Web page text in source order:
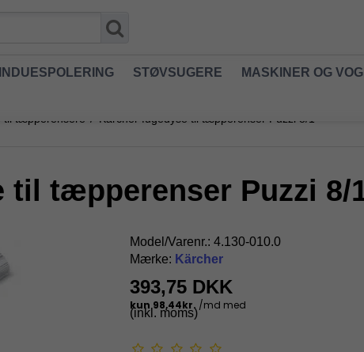
STØVSUGERE MASKINER OG
til tæpperensere / Kärcher fugedyse til tæpperenser Puzzi 8/1
til tæpperenser Puzzi 8/
Model/Varenr.: 4.130-010.0
Mærke: Kärcher
393,75 DKK
(inkl. moms)